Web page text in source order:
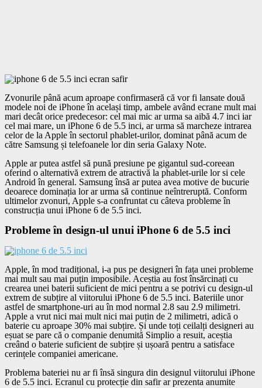
Zvonurile până acum aproape confirmaseră că vor fi lansate două
modele noi de iPhone în același timp, ambele având ecrane mult mai
mari decât orice predecesor: cel mai mic ar urma sa aibă 4.7 inci iar
cel mai mare, un iPhone 6 de 5.5 inci, ar urma să marcheze intrarea
celor de la Apple în sectorul phablet-urilor, dominat până acum de
către Samsung și telefoanele lor din seria Galaxy Note.
Apple ar putea astfel să pună presiune pe gigantul sud-coreean
oferind o alternativă extrem de atractivă la phablet-urile lor si cele
Android în general. Samsung însă ar putea avea motive de bucurie
deoarece dominația lor ar urma să continue neîntreruptă. Conform
ultimelor zvonuri, Apple s-a confruntat cu câteva probleme în
construcția unui iPhone 6 de 5.5 inci.
Probleme în design-ul unui iPhone 6 de 5.5 inci
Apple, în mod tradițional, i-a pus pe designeri în fața unei probleme
mai mult sau mai puțin imposibile. Aceștia au fost însărcinați cu
crearea unei baterii suficient de mici pentru a se potrivi cu design-ul
extrem de subțire al viitorului iPhone 6 de 5.5 inci. Bateriile unor
astfel de smartphone-uri au în mod normal 2.8 sau 2.9 milimetri.
Apple a vrut nici mai mult nici mai puțin de 2 milimetri, adică o
baterie cu aproape 30% mai subțire. Și unde toți ceilalți designeri au
eșuat se pare că o companie denumită Simplio a resuit, aceștia
creând o baterie suficient de subțire și ușoară pentru a satisface
cerințele companiei americane.
Problema bateriei nu ar fi însă singura din designul viitorului iPhone
6 de 5.5 inci. Ecranul cu protecție din safir ar prezenta anumite